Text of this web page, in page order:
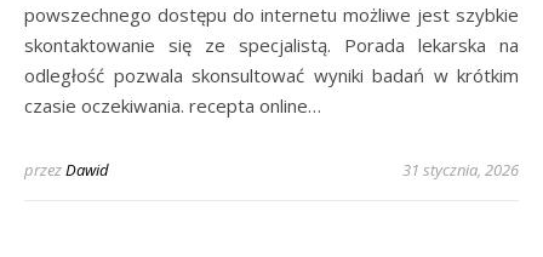
powszechnego dostępu do internetu możliwe jest szybkie
skontaktowanie się ze specjalistą. Porada lekarska na
odległość pozwala skonsultować wyniki badań w krótkim
czasie oczekiwania. recepta online…
przezDawid 31 stycznia, 2026